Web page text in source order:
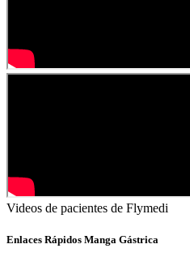
Videos de pacientes de Flymedi
Enlaces Rápidos Manga Gástrica